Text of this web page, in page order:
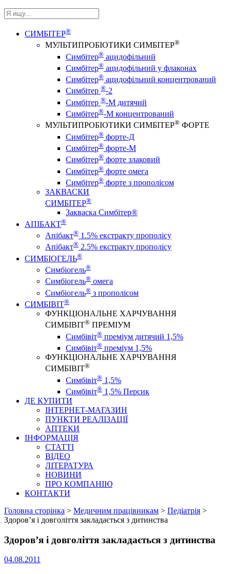
СИМБІТЕР®
МУЛЬТИПРОБІОТИКИ СИМБІТЕР®
Симбітер® ацидофільний
Симбітер® ацидофільний у флаконах
Симбітер® ацидофільний концентрований
Симбітер ®-2
Симбітер ®-М дитячий
Симбітер®-М концентрований
МУЛЬТИПРОБІОТИКИ СИМБІТЕР® ФОРТЕ
Симбітер® форте-Д
Симбітер® форте-М
Симбітер® форте злаковий
Симбітер® форте омега
Симбітер® форте з прополісом
ЗАКВАСКИ
СИМБІТЕР®
Закваска Симбітер®
АПІБАКТ®
Апібакт® 1.5% екстракту прополісу
Апібакт® 2.5% екстракту прополісу
СИМБІОГЕЛЬ®
Симбіогель®
Симбіогель® омега
Симбіогель® з прополісом
СИМБІВІТ®
ФУНКЦІОНАЛЬНЕ ХАРЧУВАННЯ
СИМБІВІТ® ПРЕМІУМ
Симбівіт® преміум дитячий 1,5%
Симбівіт® преміум 1,5%
ФУНКЦІОНАЛЬНЕ ХАРЧУВАННЯ
СИМБІВІТ®
Симбівіт® 1,5%
Симбівіт® 1,5% Персик
ДЕ КУПИТИ
ІНТЕРНЕТ-МАГАЗИН
ПУНКТИ РЕАЛІЗАЦІЇ
АПТЕКИ
ІНФОРМАЦІЯ
СТАТТІ
ВІДЕО
ЛІТЕРАТУРА
НОВИНИ
ПРО КОМПАНІЮ
КОНТАКТИ
Головна сторінка > Медичним працівникам > Педіатрія >
Здоров’я і довголіття закладається з дитинства
Здоров’я і довголіття закладається з дитинства
04.08.2011